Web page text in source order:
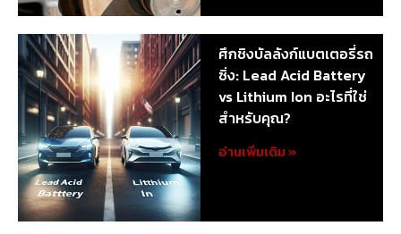
ศึกชิงบัลลังก์แบตเตอรี่รถ
ซิ่ง: Lead Acid Battery
vs Lithium Ion อะไรที่ใช่
สำหรับคุณ?
อ่านเพิ่มเติม »